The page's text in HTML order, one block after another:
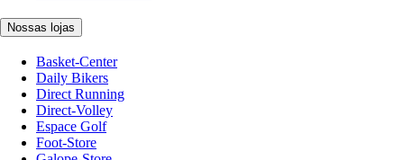
Nossas lojas
Basket-Center
Daily Bikers
Direct Running
Direct-Volley
Espace Golf
Foot-Store